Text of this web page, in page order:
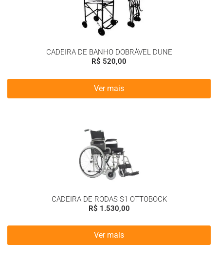
CADEIRA DE BANHO DOBRÁVEL DUNE
R$ 520,00
Ver mais
CADEIRA DE RODAS S1 OTTOBOCK
R$ 1.530,00
Ver mais